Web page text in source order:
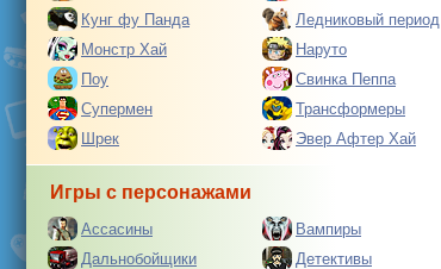
Кунг фу Панда
Ледниковый период
Монстр Хай
Наруто
Поу
Свинка Пеппа
Супермен
Трансформеры
Шрек
Эвер Афтер Хай
Игры с персонажами
Ассасины Вампиры
Дальнобойщики
Детективы